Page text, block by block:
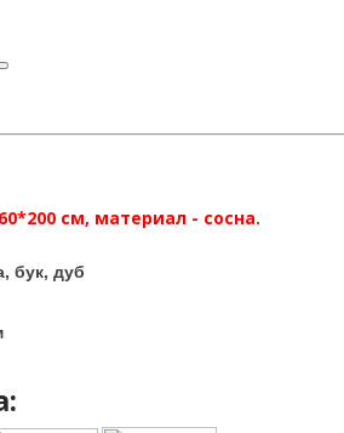
см, материал - сосна.
бук, дуб